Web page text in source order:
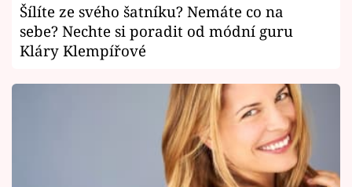
Šílíte ze svého šatníku? Nemáte co na
sebe? Nechte si poradit od módní guru
Kláry Klempířové